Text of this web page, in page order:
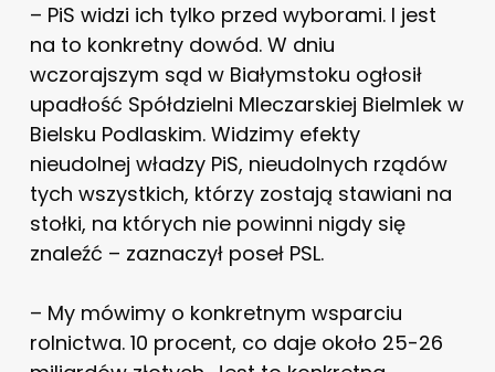
– PiS widzi ich tylko przed wyborami. I jest
na to konkretny dowód. W dniu
wczorajszym sąd w Białymstoku ogłosił
upadłość Spółdzielni Mleczarskiej Bielmlek w
Bielsku Podlaskim. Widzimy efekty
nieudolnej władzy PiS, nieudolnych rządów
tych wszystkich, którzy zostają stawiani na
stołki, na których nie powinni nigdy się
znaleźć – zaznaczył poseł PSL.
– My mówimy o konkretnym wsparciu
rolnictwa. 10 procent, co daje około 25-26